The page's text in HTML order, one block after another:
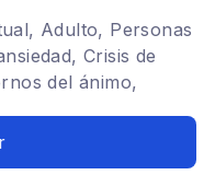
Adulto, Personas
Crisis de
del ánimo,
Duelo migratorio,